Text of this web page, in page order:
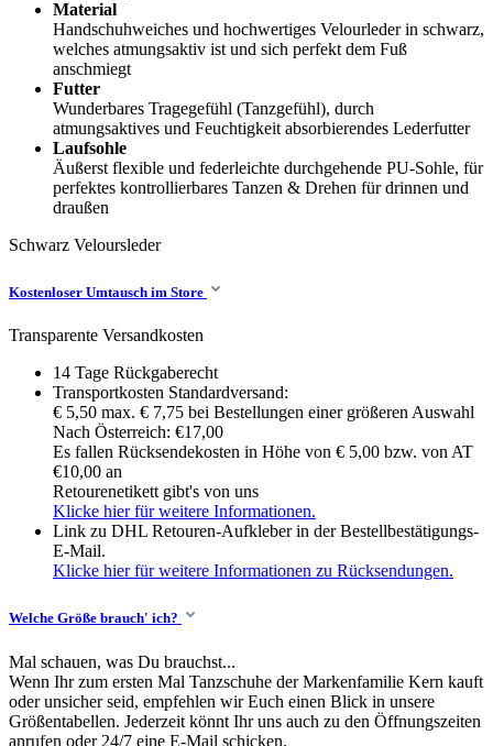
Material
Handschuhweiches und hochwertiges Velourleder in schwarz,
welches atmungsaktiv ist und sich perfekt dem Fuß
anschmiegt
Futter
Wunderbares Tragegefühl (Tanzgefühl), durch
atmungsaktives und Feuchtigkeit absorbierendes Lederfutter
Laufsohle
Äußerst flexible und federleichte durchgehende PU-Sohle, für
perfektes kontrollierbares Tanzen & Drehen für drinnen und
draußen
Schwarz Veloursleder
Kostenloser Umtausch im Store
Transparente Versandkosten
14 Tage Rückgaberecht
Transportkosten Standardversand:
€ 5,50 max. € 7,75 bei Bestellungen einer größeren Auswahl
Nach Österreich: €17,00
Es fallen Rücksendekosten in Höhe von € 5,00 bzw. von AT
€10,00 an
Retourenetikett gibt's von uns
Klicke hier für weitere Informationen.
Link zu DHL Retouren-Aufkleber in der Bestellbestätigungs-
E-Mail.
Klicke hier für weitere Informationen zu Rücksendungen.
Welche Größe brauch' ich?
Mal schauen, was Du brauchst...
Wenn Ihr zum ersten Mal Tanzschuhe der Markenfamilie Kern kauft
oder unsicher seid, empfehlen wir Euch einen Blick in unsere
Größentabellen. Jederzeit könnt Ihr uns auch zu den Öffnungszeiten
anrufen oder 24/7 eine E-Mail schicken.